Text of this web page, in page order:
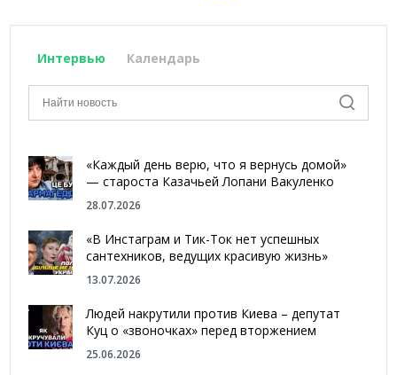
Интервью Календарь
«Каждый день верю, что я вернусь домой»
— староста Казачьей Лопани Вакуленко
28.07.2026
«В Инстаграм и Тик-Ток нет успешных
сантехников, ведущих красивую жизнь»
13.07.2026
Людей накрутили против Киева – депутат
Куц о «звоночках» перед вторжением
25.06.2026